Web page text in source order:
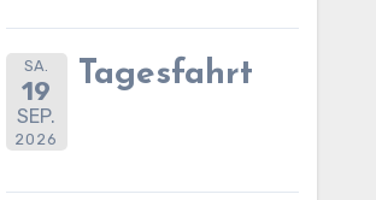
SA.
19
SEP.
2026
Tagesfahrt